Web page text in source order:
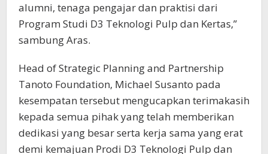
alumni, tenaga pengajar dan praktisi dari
Program Studi D3 Teknologi Pulp dan Kertas,”
sambung Aras.
Head of Strategic Planning and Partnership
Tanoto Foundation, Michael Susanto pada
kesempatan tersebut mengucapkan terimakasih
kepada semua pihak yang telah memberikan
dedikasi yang besar serta kerja sama yang erat
demi kemajuan Prodi D3 Teknologi Pulp dan